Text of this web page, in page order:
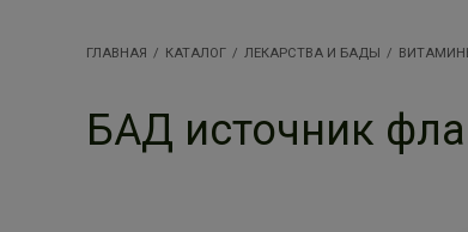
ГЛАВНАЯ КАТАЛОГ ЛЕКАРСТВА И БАДЫ
БАД источник